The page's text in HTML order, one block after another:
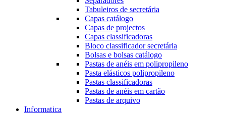
Tabuleiros de secretária
Capas catálogo
Capas de projectos
Capas classificadoras
Bloco classificador secretária
Bolsas e bolsas catálogo
Pastas de anéis em polipropileno
Pasta elásticos polipropileno
Pastas classificadoras
Pastas de anéis em cartão
Pastas de arquivo
Informatica